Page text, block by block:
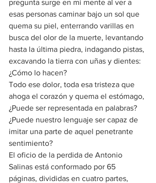
pregunta surge en mi mente al ver a
esas personas caminar bajo un sol que
quema su piel, enterrando varillas en
busca del olor de la muerte, levantando
hasta la última piedra, indagando pistas,
excavando la tierra con uñas y dientes:
¿Cómo lo hacen?
Todo ese dolor, toda esa tristeza que
ahoga el corazón y quema el estómago,
¿Puede ser representada en palabras?
¿Puede nuestro lenguaje ser capaz de
imitar una parte de aquel penetrante
sentimiento?
El oficio de la perdida de Antonio
Salinas está conformado por 65
páginas, divididas en cuatro partes,